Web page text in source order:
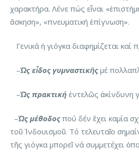
χαρακτήρα. Λένε πώς εἶναι
ἄσκηση», «πνευματική ἐπίγνωση».
Γενικά ἡ γιόγκα διαφημίζεται καί
–Ὡς εἶδος γυμναστικῆςμέ
–Ὡς πρακτική ἐντελῶς ἀκίνδυνη
–Ὡς μέθοδοςπού δέν ἔχει καμία
τοῦ Ἰνδουισμοῦ. Τό τελευταῖο
τῆς γιόγκα μπορεῖ νά συμμετέχει